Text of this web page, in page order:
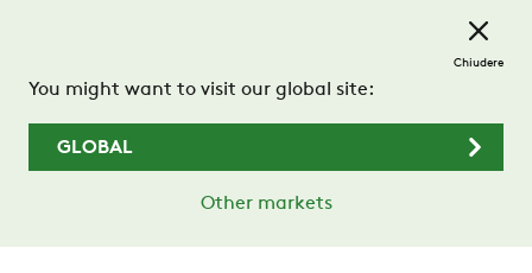
You might want to visit our global site:
GLOBAL
Other markets
Chiudere